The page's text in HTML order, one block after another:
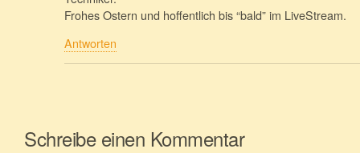
Frohes Ostern und hoffentlich bis “bald” im LiveStream.
Antworten
Schreibe einen Kommentar